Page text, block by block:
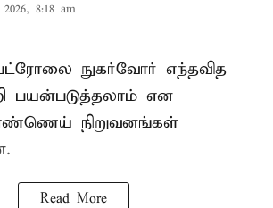
8:18 am
நுகர்வோர் எந்தவித
பயன்படுத்தலாம் என
நிறுவனங்கள்
Read More